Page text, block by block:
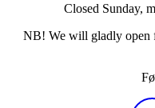
Closed Sunday,
NB! We will gladly open